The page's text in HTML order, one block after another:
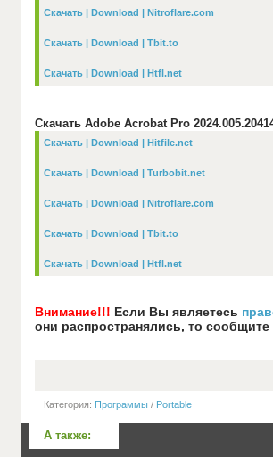
Скачать | Download | Nitroflare.com
Скачать | Download | Tbit.to
Скачать | Download | Htfl.net
Скачать Adobe Acrobat Pro
Скачать | Download | Hitfile.net
Скачать | Download | Turbobit.net
Скачать | Download | Nitroflare.com
Скачать | Download | Tbit.to
Скачать | Download | Htfl.net
Внимание!!! Если Вы являетесь
они распространялись, то
Категория: Программы / Portable
А также: